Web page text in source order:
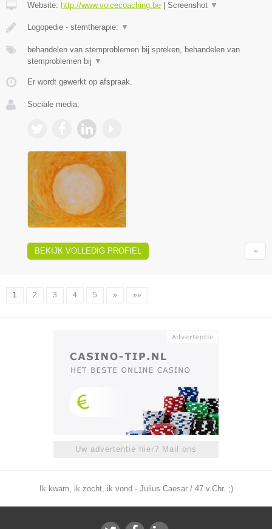
Website: http://www.voicecoaching.be Screenshot ▼
Logopedie - stemtherapie: ▼
behandelen van stemproblemen bij spreken, behandelen van
stemproblemen bij ▼
Er wordt gewerkt op afspraak.
Sociale media:
BEKIJK VOLLEDIG PROFIEL
1 2 3 4 5 » »»
Uw advertentie hier? Mail ons
Ik kwam, ik zocht, ik vond - Julius Caesar / 47 v.Chr. ;)